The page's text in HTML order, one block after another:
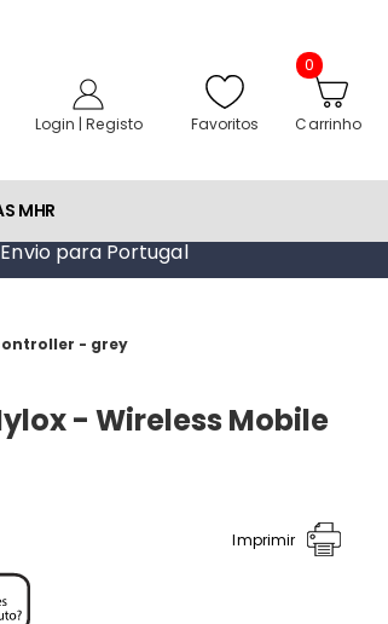
Login | Registo Favoritos
0
Carrinho
MHR
para Portugal
- grey
- Wireless Mobile
Imprimir